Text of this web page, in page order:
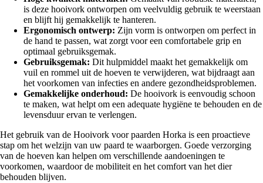
is deze hooivork ontworpen om veelvuldig gebruik te weerstaan
en blijft hij gemakkelijk te hanteren.
Ergonomisch ontwerp: Zijn vorm is ontworpen om perfect in
de hand te passen, wat zorgt voor een comfortabele grip en
optimaal gebruiksgemak.
Gebruiksgemak: Dit hulpmiddel maakt het gemakkelijk om
vuil en rommel uit de hoeven te verwijderen, wat bijdraagt aan
het voorkomen van infecties en andere gezondheidsproblemen.
Gemakkelijke onderhoud: De hooivork is eenvoudig schoon
te maken, wat helpt om een adequate hygiëne te behouden en de
levensduur ervan te verlengen.
Het gebruik van de Hooivork voor paarden Horka is een proactieve
stap om het welzijn van uw paard te waarborgen. Goede verzorging
van de hoeven kan helpen om verschillende aandoeningen te
voorkomen, waardoor de mobiliteit en het comfort van het dier
behouden blijven.